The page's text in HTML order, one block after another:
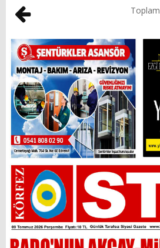
Toplam